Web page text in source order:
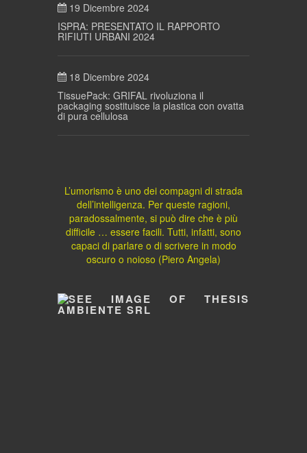
19 Dicembre 2024
ISPRA: PRESENTATO IL RAPPORTO
RIFIUTI URBANI 2024
18 Dicembre 2024
TissuePack: GRIFAL rivoluziona il
packaging sostituisce la plastica con ovatta
di pura cellulosa
L’umorismo è uno dei compagni di strada
dell’intelligenza. Per queste ragioni,
paradossalmente, si può dire che è più
difficile … essere facili. Tutti, infatti, sono
capaci di parlare o di scrivere in modo
oscuro o noioso (Piero Angela)